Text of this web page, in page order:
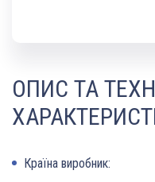
ОПИС ТА
Країна виробник: